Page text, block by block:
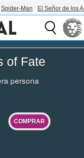
Spider-Man El Señor de los
of Fate
persona
COMPRAR